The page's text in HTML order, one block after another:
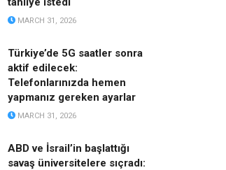
MARCH 31, 2026
Türkiye’de 5G saatler sonra
aktif edilecek:
Telefonlarınızda hemen
yapmanız gereken ayarlar
MARCH 31, 2026
ABD ve İsrail’in başlattığı
savaş üniversitelere sıçradı: